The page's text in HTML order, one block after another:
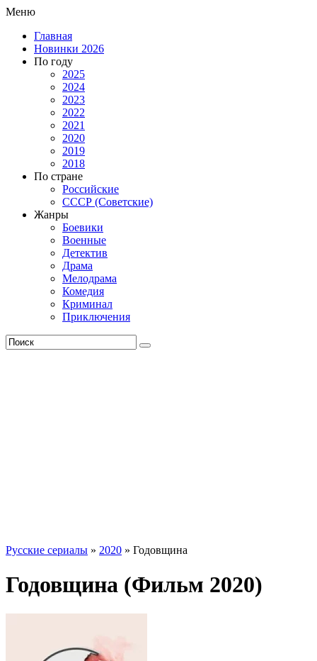
Меню
Главная
Новинки 2026
По году
2025
2024
2023
2022
2021
2020
2019
2018
По стране
Российские
СССР (Советские)
Жанры
Боевики
Военные
Детектив
Драма
Мелодрама
Комедия
Криминал
Приключения
Русские сериалы » 2020 » Годовщина
Годовщина (Фильм 2020)